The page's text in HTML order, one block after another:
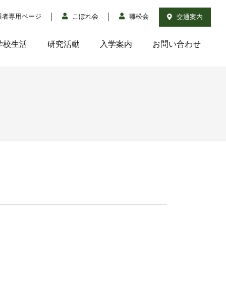
専用ページ こぼれ会 雛松会 交通案内
校生活 研究活動 入学案内 お問い合わせ